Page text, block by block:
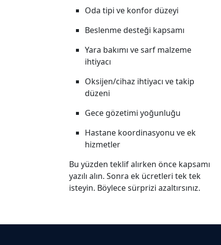
Oda tipi ve konfor düzeyi
Beslenme desteği kapsamı
Yara bakımı ve sarf malzeme
ihtiyacı
Oksijen/cihaz ihtiyacı ve takip
düzeni
Gece gözetimi yoğunluğu
Hastane koordinasyonu ve ek
hizmetler
Bu yüzden teklif alırken önce kapsamı
yazılı alın. Sonra ek ücretleri tek tek
isteyin. Böylece sürprizi azaltırsınız.